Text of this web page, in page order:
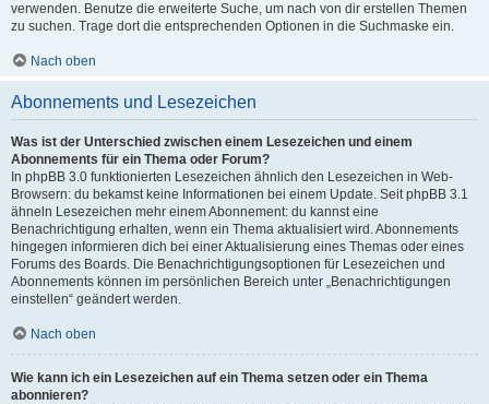
verwenden. Benutze die erweiterte Suche, um nach von dir erstellen Themen
zu suchen. Trage dort die entsprechenden Optionen in die Suchmaske ein.
Nach oben
Abonnements und Lesezeichen
Was ist der Unterschied zwischen einem Lesezeichen und einem
Abonnements für ein Thema oder Forum?
In phpBB 3.0 funktionierten Lesezeichen ähnlich den Lesezeichen in Web-
Browsern: du bekamst keine Informationen bei einem Update. Seit phpBB 3.1
ähneln Lesezeichen mehr einem Abonnement: du kannst eine
Benachrichtigung erhalten, wenn ein Thema aktualisiert wird. Abonnements
hingegen informieren dich bei einer Aktualisierung eines Themas oder eines
Forums des Boards. Die Benachrichtigungsoptionen für Lesezeichen und
Abonnements können im persönlichen Bereich unter „Benachrichtigungen
einstellen“ geändert werden.
Nach oben
Wie kann ich ein Lesezeichen auf ein Thema setzen oder ein Thema
abonnieren?